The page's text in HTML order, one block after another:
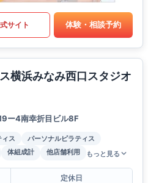
サイト 体験・相談予約
横浜みなみ西口スタジオ
ー4南幸折目ビル8F
ス
パーソナルピラティス
体組成計 他店舗利用 もっと見る
定休日